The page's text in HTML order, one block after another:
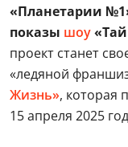
«Планетарии
показы шоу
проект станет
«ледяной
Жизнь», которая
15 апреля 2025